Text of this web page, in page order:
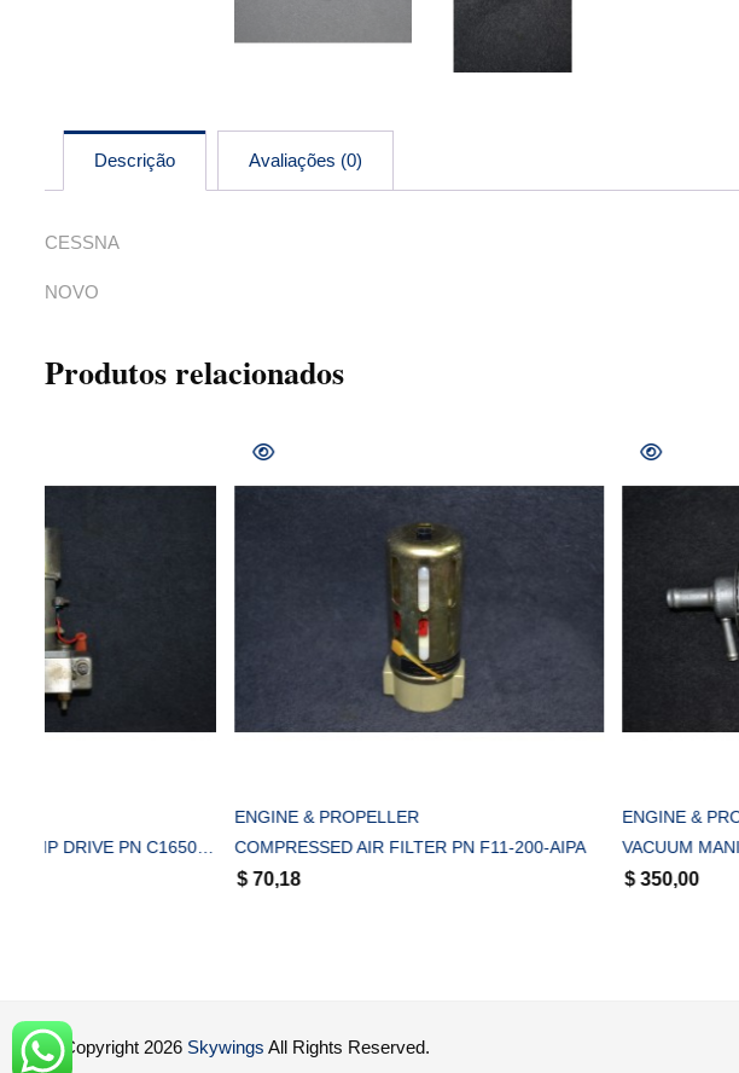
Descrição Avaliações (0)
CESSNA
NOVO
Produtos relacionados
COMPRESSED AIR FILTER PN F11-200-AIPA
VACUUM MANIFOLD PN 1H5-2
© Copyright 2026 Skywings All Rights Reserved.